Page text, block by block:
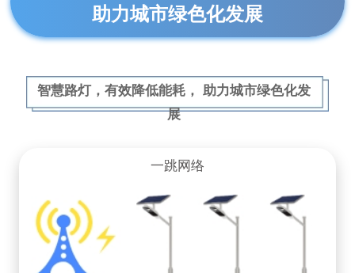
助力城市绿色化发展
智慧路灯，有效降低能耗， 助力城市绿色化发
展
一跳网络